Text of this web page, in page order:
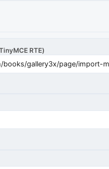
RTE)
books/gallery3x/page/import-